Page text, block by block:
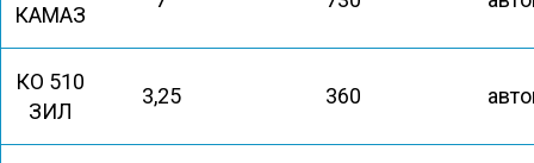
КАМАЗ
КО 510
ЗИЛ
3,25 360